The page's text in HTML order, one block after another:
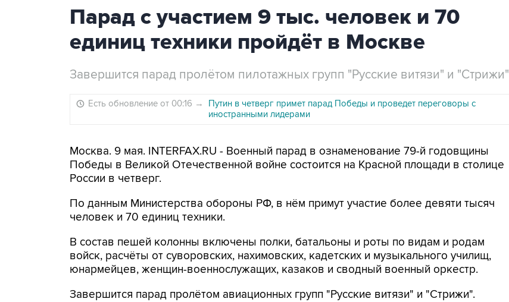
Парад с участием 9 тыс. человек и 70
единиц техники пройдёт в Москве
Завершится парад пролётом пилотажных групп "Русские витязи" и "Стрижи"
Есть обновление от 00:16 →
Путин в четверг примет парад Победы и проведет переговоры с
иностранными лидерами
Москва. 9 мая. INTERFAX.RU - Военный парад в ознаменование 79-й годовщины
Победы в Великой Отечественной войне состоится на Красной площади в столице
России в четверг.
По данным Министерства обороны РФ, в нём примут участие более девяти тысяч
человек и 70 единиц техники.
В состав пешей колонны включены полки, батальоны и роты по видам и родам
войск, расчёты от суворовских, нахимовских, кадетских и музыкального училищ,
юнармейцев, женщин-военнослужащих, казаков и сводный военный оркестр.
Завершится парад пролётом авиационных групп "Русские витязи" и "Стрижи".